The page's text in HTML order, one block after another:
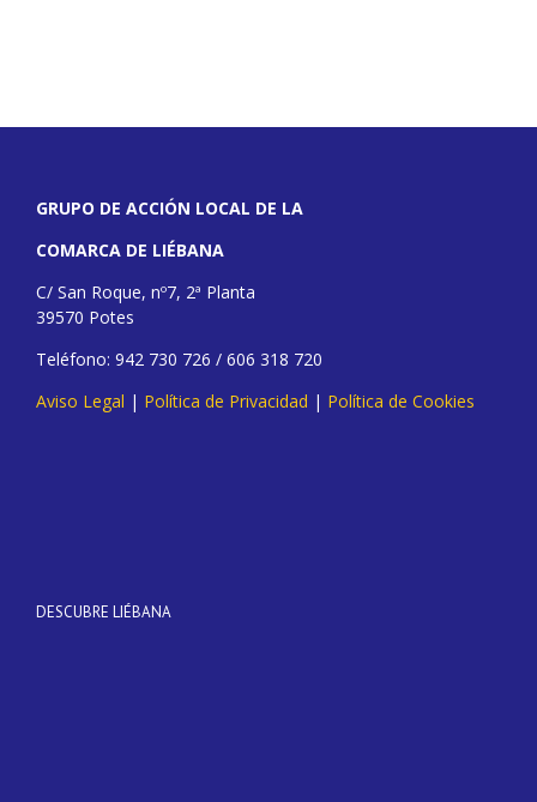
GRUPO DE ACCIÓN LOCAL DE LA
COMARCA DE LIÉBANA
C/ San Roque, nº7, 2ª Planta
39570 Potes
Teléfono: 942 730 726 / 606 318 720
Aviso Legal | Política de Privacidad | Política de Cookies
DESCUBRE LIÉBANA